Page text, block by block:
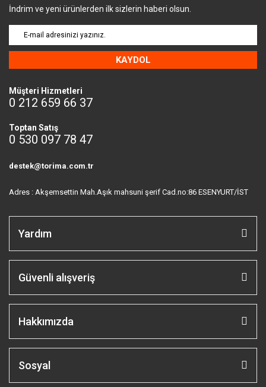
İndrim ve yeni ürünlerden ilk sizlerin haberi olsun.
KAYDOL
Müşteri Hizmetleri
0 212 659 66 37
Toptan Satış
0 530 097 78 47
destek@torima.com.tr
Adres : Akşemsettin Mah.Aşık mahsuni şerif Cad.no:86 ESENYURT/İST
Yardım
Güvenli alışveriş
Hakkımızda
Sosyal